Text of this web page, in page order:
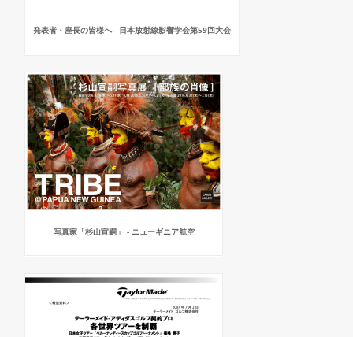
発表者・座長の皆様へ - 日本放射線影響学会第59回大会
写真家「杉山宣嗣」 - ニューギニア航空